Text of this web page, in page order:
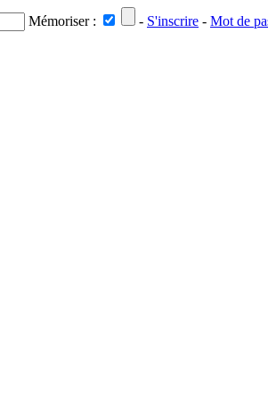
Mémoriser : - S'inscrire - Mot de